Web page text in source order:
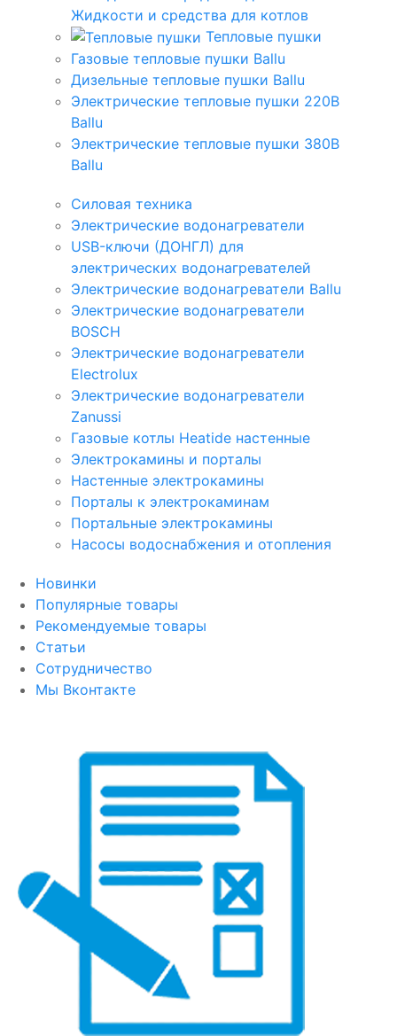
Жидкости и средства для котлов
Тепловые пушки
Газовые тепловые пушки Ballu
Дизельные тепловые пушки Ballu
Электрические тепловые пушки 220В
Ballu
Электрические тепловые пушки 380В
Ballu
Силовая техника
Электрические водонагреватели
USB-ключи (ДОНГЛ) для
электрических водонагревателей
Электрические водонагреватели Ballu
Электрические водонагреватели
BOSCH
Электрические водонагреватели
Electrolux
Электрические водонагреватели
Zanussi
Газовые котлы Heatide настенные
Электрокамины и порталы
Настенные электрокамины
Порталы к электрокаминам
Портальные электрокамины
Насосы водоснабжения и отопления
Новинки
Популярные товары
Рекомендуемые товары
Статьи
Сотрудничество
Мы Вконтакте